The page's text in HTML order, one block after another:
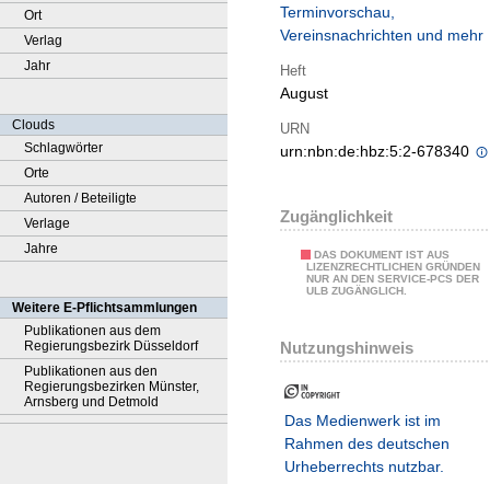
Ort
Verlag
Jahr
Clouds
Schlagwörter
Orte
Autoren / Beteiligte
Verlage
Jahre
Weitere E-Pflichtsammlungen
Publikationen aus dem
Regierungsbezirk Düsseldorf
Publikationen aus den
Regierungsbezirken Münster,
Arnsberg und Detmold
Terminvorschau,
Vereinsnachrichten und mehr
Heft
August
URN
urn:nbn:de:hbz:5:2-678340
Zugänglichkeit
DAS DOKUMENT IST AUS
LIZENZRECHTLICHEN GRÜNDEN
NUR AN DEN SERVICE-PCS DER
ULB ZUGÄNGLICH.
Nutzungshinweis
Das Medienwerk ist im
Rahmen des deutschen
Urheberrechts nutzbar.